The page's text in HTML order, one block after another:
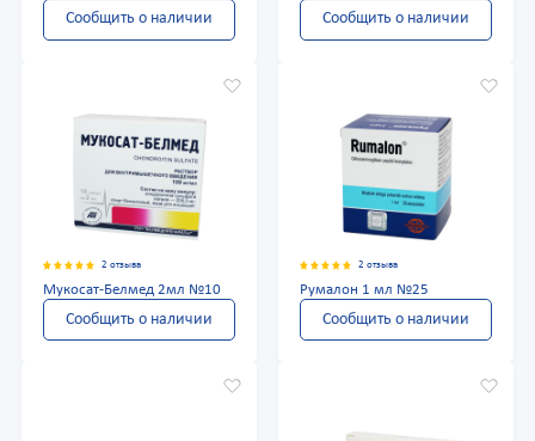
Сообщить о наличии Сообщить о наличии
2 отзыва
Мукосат-Белмед 2мл №10
Сообщить о наличии
2 отзыва
Румалон 1 мл №25
Сообщить о наличии